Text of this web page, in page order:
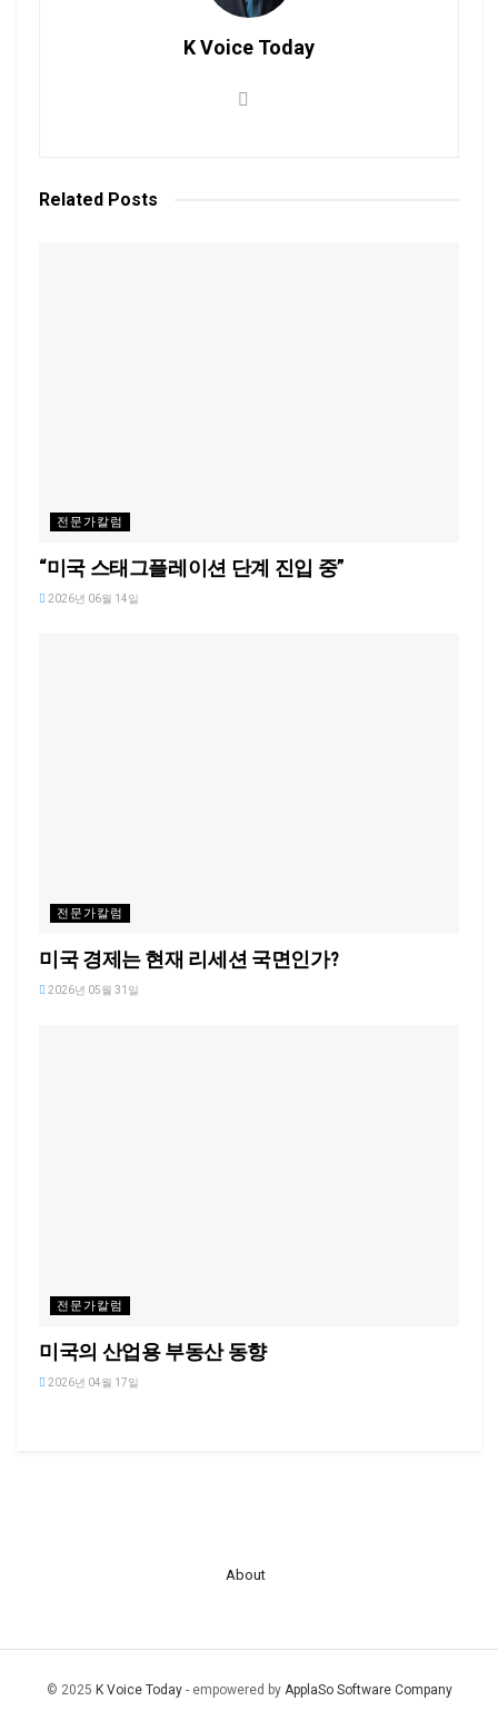
K Voice Today
Related Posts
전문가칼럼
“미국 스태그플레이션 단계 진입 중”
2026년 06월 14일
전문가칼럼
미국 경제는 현재 리세션 국면인가?
2026년 05월 31일
전문가칼럼
미국의 산업용 부동산 동향
2026년 04월 17일
About
© 2025 K Voice Today- empowered by ApplaSo Software Company